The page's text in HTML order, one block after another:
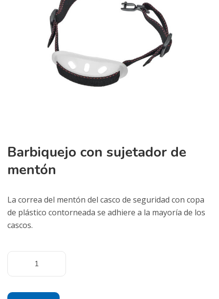
Barbiquejo con sujetador de
mentón
La correa del mentón del casco de seguridad con copa
de plástico contorneada se adhiere a la mayoría de los
cascos.